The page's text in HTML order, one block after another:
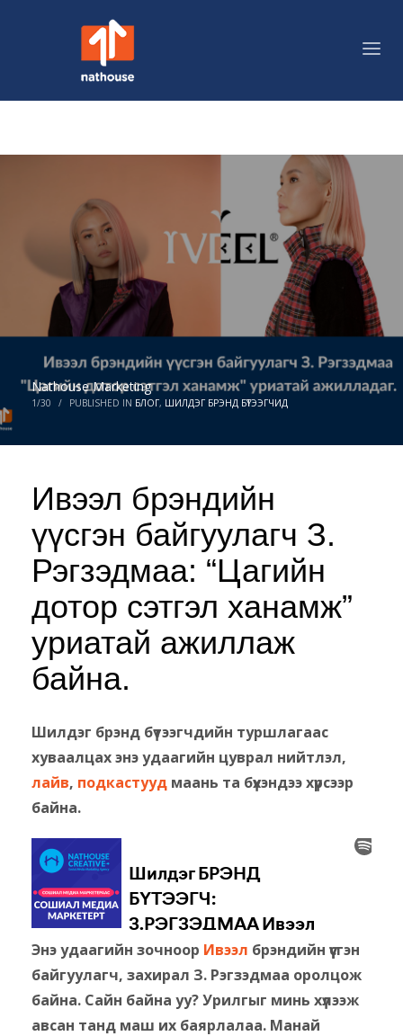
Nathouse Marketing
1/30 / PUBLISHED IN БЛОГ, ШИЛДЭГ БРЭНД БҮТЭЭГЧИД
Ивээл брэндийн
үүсгэн байгуулагч З.
Рэгзэдмаа: “Цагийн
дотор сэтгэл ханамж”
уриатай ажиллаж
байна.
Шилдэг брэнд бүтээгчдийн туршлагаас
хуваалцах энэ удаагийн цуврал нийтлэл,
лайв, подкастууд маань та бүхэндээ хүрсээр
байна.
Энэ удаагийн зочноор Ивээл брэндийн үүсгэн
байгуулагч, захирал З. Рэгзэдмаа оролцож
байна. Сайн байна уу? Урилгыг минь хүлээж
авсан танд маш их баярлалаа. Манай